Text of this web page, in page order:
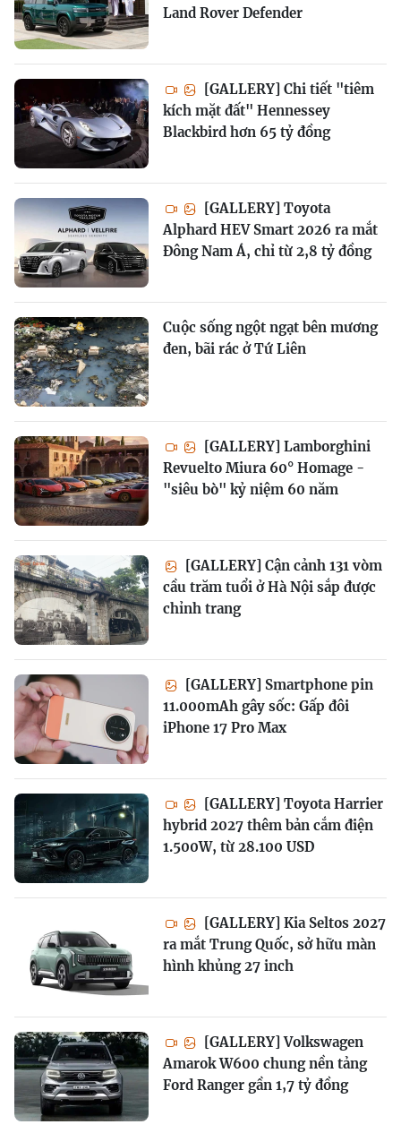
Land Rover Defender
[GALLERY] Chi tiết "tiêm
kích mặt đất" Hennessey
Blackbird hơn 65 tỷ đồng
[GALLERY] Toyota
Alphard HEV Smart 2026 ra mắt
Đông Nam Á, chỉ từ 2,8 tỷ đồng
Cuộc sống ngột ngạt bên mương
đen, bãi rác ở Tứ Liên
[GALLERY] Lamborghini
Revuelto Miura 60° Homage -
"siêu bò" kỷ niệm 60 năm
[GALLERY] Cận cảnh 131 vòm
cầu trăm tuổi ở Hà Nội sắp được
chỉnh trang
[GALLERY] Smartphone pin
11.000mAh gây sốc: Gấp đôi
iPhone 17 Pro Max
[GALLERY] Toyota Harrier
hybrid 2027 thêm bản cắm điện
1.500W, từ 28.100 USD
[GALLERY] Kia Seltos 2027
ra mắt Trung Quốc, sở hữu màn
hình khủng 27 inch
[GALLERY] Volkswagen
Amarok W600 chung nền tảng
Ford Ranger gần 1,7 tỷ đồng